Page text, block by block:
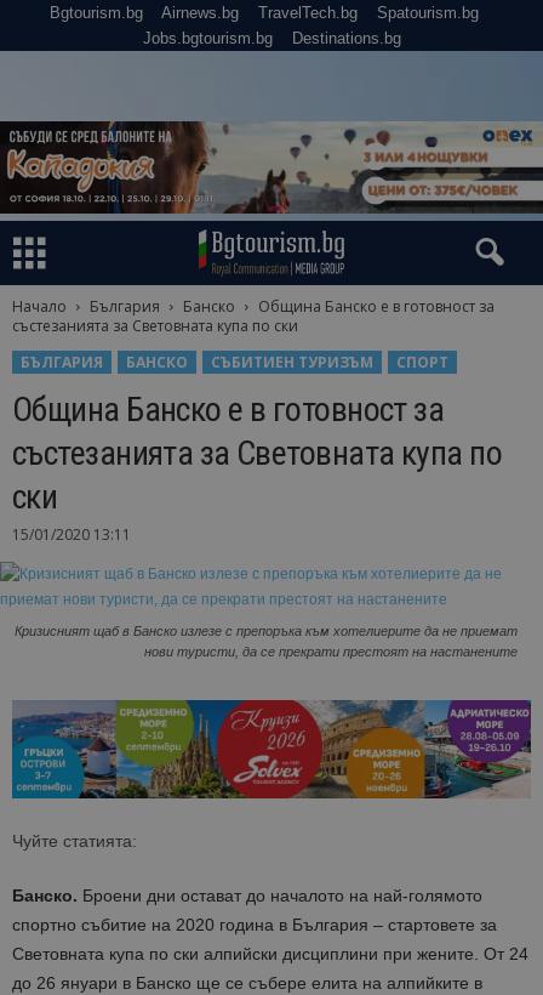
Bgtourism.bg Airnews.bg TravelTech.bg
Spatourism.bg
Jobs.bgtourism.bg
Destinations.bg
Начало България Банско
Община Банско е в готовност за
състезанията за Световната купа по ски
БЪЛГАРИЯ
БАНСКО СЪБИТИЕН ТУРИЗЪМ СПОРТ
Община Банско е в готовност за
състезанията за Световната купа по
ски
15/01/2020 13:11
Кризисният щаб в Банско излезе с препоръка към хотелиерите да не приемат
нови туристи, да се прекрати престоят на настанените
Чуйте статията:
Банско. Броени дни остават до началото на най-голямото
спортно събитие на 2020 година в България – стартовете за
Световната купа по ски алпийски дисциплини при жените. От 24
до 26 януари в Банско ще се събере елита на алпийките в